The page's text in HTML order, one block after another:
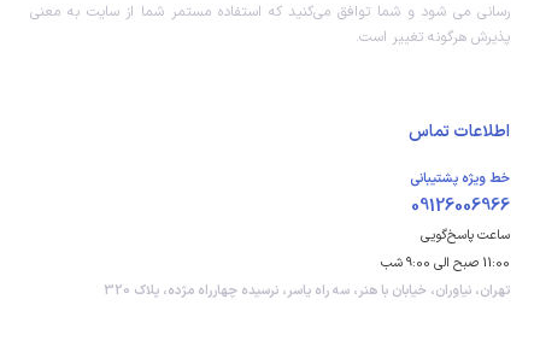
رسانی می شود و شما توافق می‏‌کنید که استفاده مستمر شما از سایت به معنی
پذیرش هرگونه تغییر است.
اطلاعات تماس
خط ویژه پشتیبانی
09126006966
ساعت پاسخ‌گویی
11:00 صبح الی 9:00 شب
تهران، نیاوران، خیابان با هنر، سه راه یاسر، نرسیده چهارراه مژده، پلاک 320